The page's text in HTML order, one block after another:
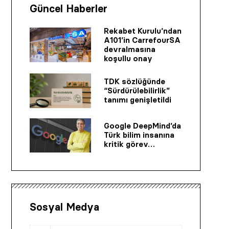
Güncel Haberler
Rekabet Kurulu’ndan
A101’in CarrefourSA
devralmasına
koşullu onay
TDK sözlüğünde
“Sürdürülebilirlik”
tanımı genişletildi
Google DeepMind’da
Türk bilim insanına
kritik görev…
Sosyal Medya